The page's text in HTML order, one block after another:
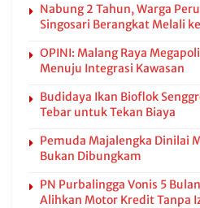
Nabung 2 Tahun, Warga
Singosari Berangkat Melali
OPINI: Malang Raya
Menuju Integrasi Kawasan
Budidaya Ikan Bioflok
Tebar untuk Tekan Biaya
Pemuda Majalengka Dinilai
Bukan Dibungkam
PN Purbalingga Vonis 5
Alihkan Motor Kredit Tanpa